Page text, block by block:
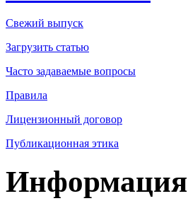
Свежий выпуск
Загрузить статью
Часто задаваемые вопросы
Правила
Лицензионный договор
Публикационная этика
Информация